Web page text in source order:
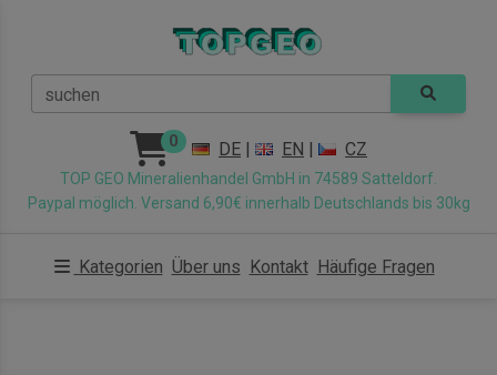
suchen
0 DE | EN | CZ
TOP GEO Mineralienhandel GmbH in 74589 Satteldorf.
Paypal möglich. Versand 6,90€ innerhalb Deutschlands bis 30kg
Kategorien Über uns Kontakt Häufige Fragen